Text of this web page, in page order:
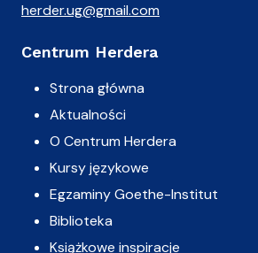
herder.ug@gmail.com
Centrum Herdera
Strona główna
Aktualności
O Centrum Herdera
Kursy językowe
Egzaminy Goethe-Institut
Biblioteka
Książkowe inspiracje